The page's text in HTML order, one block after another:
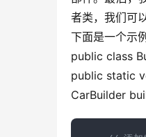
者类，我们可
下面是一个示
public class
public static
CarBuilder